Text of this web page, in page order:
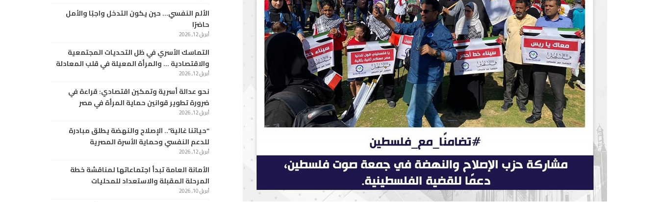
الألم النفسي… حين يكون التدخل واجبًا والأمل
حاضرًا
أبريل 12, 2026
التماسك الأسري في ظل التحديات المجتمعية
والاقتصادية … والمرأة المعيلة في قلب المعادلة
أبريل 12, 2026
نحو عدالة أسرية وتمكين اقتصادي: قراءة في
ضرورة تطوير قوانين حماية المرأة في مصر
أبريل 12, 2026
“حياتنا غالية”.. الإصلاح والنهضة يطلق مبادرة
للدعم النفسي وحماية الأسرة المصرية
أبريل 12, 2026
الأمانة العامة تبدأ اجتماعاتها لمناقشة خطة
المرحلة المقبلة والاستعداد للمحليات
أبريل 10, 2026